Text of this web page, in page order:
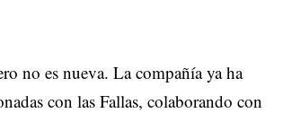
no es nueva. La compañía ya ha
con las Fallas, colaborando con